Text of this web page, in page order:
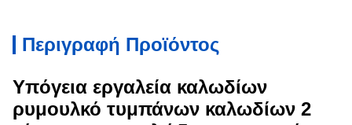
Περιγραφή Προϊόντος
Υπόγεια εργαλεία καλωδίων
ρυμουλκό τυμπάνων καλωδίων 2